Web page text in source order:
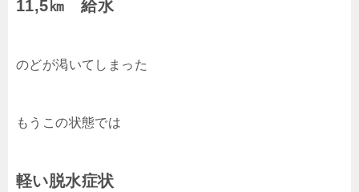
11,5㎞ 給水
のどが渇いてしまった
もうこの状態では
軽い脱水症状